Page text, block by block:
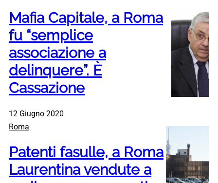
Mafia Capitale, a Roma
fu “semplice
associazione a
delinquere”. È
Cassazione
12 Giugno 2020
Roma
Patenti fasulle, a Roma
Laurentina vendute a